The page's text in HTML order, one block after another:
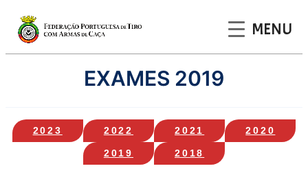
MENU
EXAMES 2019
2023 2022 2021 2020
2019 2018